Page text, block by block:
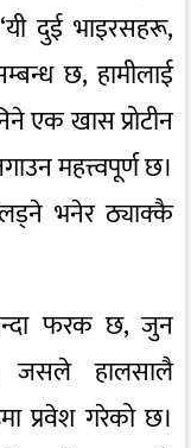
दुई भाइरसहरू,
छ, हामीलाई
एक खास प्रोटीन
महत्त्वपूर्ण छ।
भनेर ठ्याक्कै
फरक छ, जुन
जसले हालसालै
प्रवेश गरेको छ।